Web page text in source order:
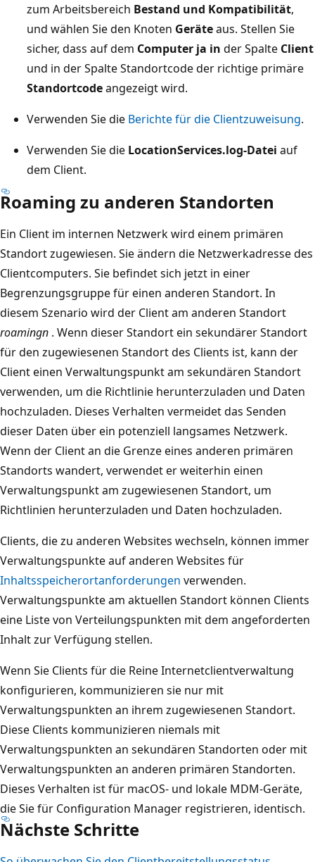
zum Arbeitsbereich Bestand und Kompatibilität,
und wählen Sie den Knoten Geräteaus. Stellen Sie
sicher, dass auf dem Computer ja in der Spalte Client
und in der Spalte Standortcode der richtige primäre
Standortcodeangezeigt wird.
Verwenden Sie die Berichte für die Clientzuweisung.
Verwenden Sie die LocationServices.log-Datei auf
dem Client.
Roaming zu anderen Standorten
Ein Client im internen Netzwerk wird einem primären
Standort zugewiesen. Sie ändern die Netzwerkadresse des
Clientcomputers. Sie befindet sich jetzt in einer
Begrenzungsgruppe für einen anderen Standort. In
diesem Szenario wird der Client am anderen Standort
roamingn . Wenn dieser Standort ein sekundärer Standort
für den zugewiesenen Standort des Clients ist, kann der
Client einen Verwaltungspunkt am sekundären Standort
verwenden, um die Richtlinie herunterzuladen und Daten
hochzuladen. Dieses Verhalten vermeidet das Senden
dieser Daten über ein potenziell langsames Netzwerk.
Wenn der Client an die Grenze eines anderen primären
Standorts wandert, verwendet er weiterhin einen
Verwaltungspunkt am zugewiesenen Standort, um
Richtlinien herunterzuladen und Daten hochzuladen.
Clients, die zu anderen Websites wechseln, können immer
Verwaltungspunkte auf anderen Websites für
Inhaltsspeicherortanforderungen verwenden.
Verwaltungspunkte am aktuellen Standort können Clients
eine Liste von Verteilungspunkten mit dem angeforderten
Inhalt zur Verfügung stellen.
Wenn Sie Clients für die Reine Internetclientverwaltung
konfigurieren, kommunizieren sie nur mit
Verwaltungspunkten an ihrem zugewiesenen Standort.
Diese Clients kommunizieren niemals mit
Verwaltungspunkten an sekundären Standorten oder mit
Verwaltungspunkten an anderen primären Standorten.
Dieses Verhalten ist für macOS- und lokale MDM-Geräte,
die Sie für Configuration Manager registrieren, identisch.
Nächste Schritte